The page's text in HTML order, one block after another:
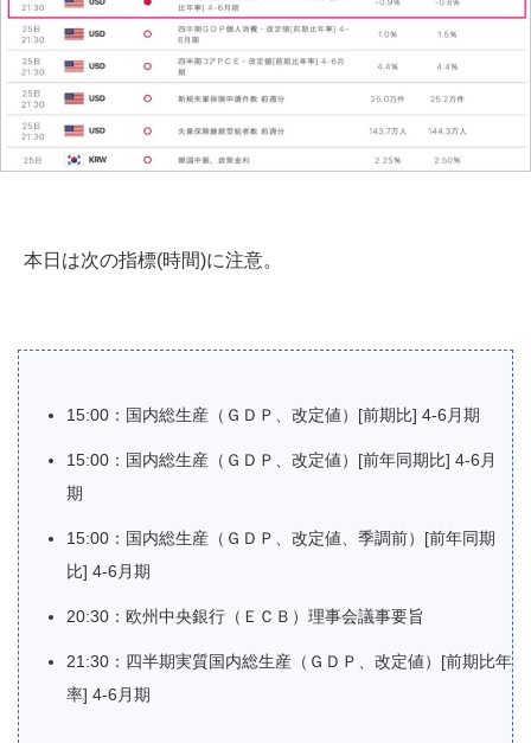
本日は次の指標(時間)に注意。
15:00：国内総生産（ＧＤＰ、改定値）[前期比] 4-6月期
15:00：国内総生産（ＧＤＰ、改定値）[前年同期比] 4-6月
期
15:00：国内総生産（ＧＤＰ、改定値、季調前）[前年同期
比] 4-6月期
20:30：欧州中央銀行（ＥＣＢ）理事会議事要旨
21:30：四半期実質国内総生産（ＧＤＰ、改定値）[前期比年
率] 4-6月期